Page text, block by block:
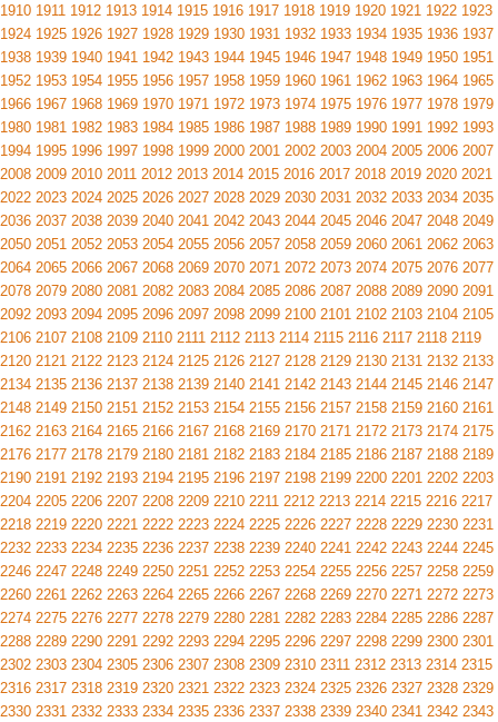
1910 1911 1912 1913 1914 1915 1916 1917 1918 1919 1920 1921 1922 1923
1924 1925 1926 1927 1928 1929 1930 1931 1932 1933 1934 1935 1936 1937
1938 1939 1940 1941 1942 1943 1944 1945 1946 1947 1948 1949 1950 1951
1952 1953 1954 1955 1956 1957 1958 1959 1960 1961 1962 1963 1964 1965
1966 1967 1968 1969 1970 1971 1972 1973 1974 1975 1976 1977 1978 1979
1980 1981 1982 1983 1984 1985 1986 1987 1988 1989 1990 1991 1992 1993
1994 1995 1996 1997 1998 1999 2000 2001 2002 2003 2004 2005 2006 2007
2008 2009 2010 2011 2012 2013 2014 2015 2016 2017 2018 2019 2020 2021
2022 2023 2024 2025 2026 2027 2028 2029 2030 2031 2032 2033 2034 2035
2036 2037 2038 2039 2040 2041 2042 2043 2044 2045 2046 2047 2048 2049
2050 2051 2052 2053 2054 2055 2056 2057 2058 2059 2060 2061 2062 2063
2064 2065 2066 2067 2068 2069 2070 2071 2072 2073 2074 2075 2076 2077
2078 2079 2080 2081 2082 2083 2084 2085 2086 2087 2088 2089 2090 2091
2092 2093 2094 2095 2096 2097 2098 2099 2100 2101 2102 2103 2104 2105
2106 2107 2108 2109 2110 2111 2112 2113 2114 2115 2116 2117 2118 2119
2120 2121 2122 2123 2124 2125 2126 2127 2128 2129 2130 2131 2132 2133
2134 2135 2136 2137 2138 2139 2140 2141 2142 2143 2144 2145 2146 2147
2148 2149 2150 2151 2152 2153 2154 2155 2156 2157 2158 2159 2160 2161
2162 2163 2164 2165 2166 2167 2168 2169 2170 2171 2172 2173 2174 2175
2176 2177 2178 2179 2180 2181 2182 2183 2184 2185 2186 2187 2188 2189
2190 2191 2192 2193 2194 2195 2196 2197 2198 2199 2200 2201 2202 2203
2204 2205 2206 2207 2208 2209 2210 2211 2212 2213 2214 2215 2216 2217
2218 2219 2220 2221 2222 2223 2224 2225 2226 2227 2228 2229 2230 2231
2232 2233 2234 2235 2236 2237 2238 2239 2240 2241 2242 2243 2244 2245
2246 2247 2248 2249 2250 2251 2252 2253 2254 2255 2256 2257 2258 2259
2260 2261 2262 2263 2264 2265 2266 2267 2268 2269 2270 2271 2272 2273
2274 2275 2276 2277 2278 2279 2280 2281 2282 2283 2284 2285 2286 2287
2288 2289 2290 2291 2292 2293 2294 2295 2296 2297 2298 2299 2300 2301
2302 2303 2304 2305 2306 2307 2308 2309 2310 2311 2312 2313 2314 2315
2316 2317 2318 2319 2320 2321 2322 2323 2324 2325 2326 2327 2328 2329
2330 2331 2332 2333 2334 2335 2336 2337 2338 2339 2340 2341 2342 2343